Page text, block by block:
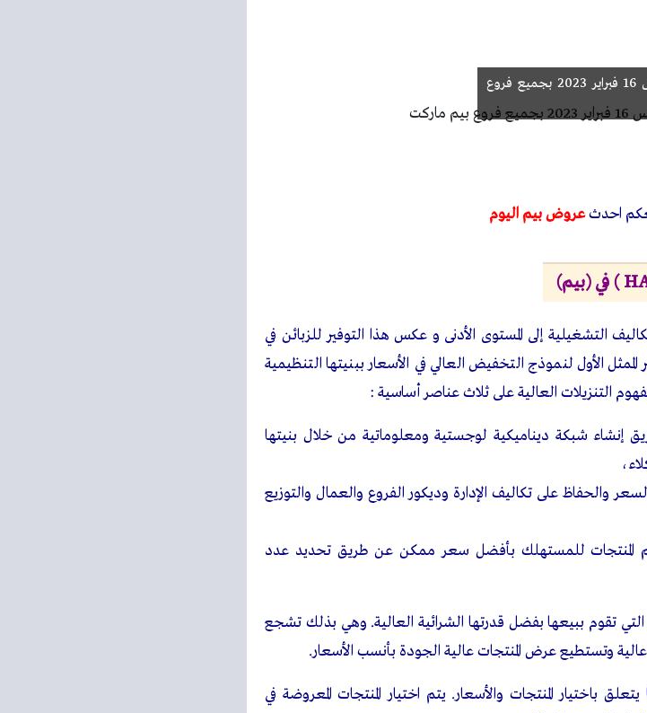
عروض بيم اليوم الخميس 16 فبراير 2023 بجميع فروع
احدثعروض بيم اليوم
التشغيلية إلى المستوى الأدنى و عكس هذا التوفير للزبائن في
الأول لنموذج التخفيض العالي في الأسعار ببنيتها التنظيمية
التنزيلات العالية على ثلاث عناصر أساسية :
إنشاء شبكة ديناميكية لوجستية ومعلوماتية من خلال بنيتها
والحفاظ على تكاليف الإدارة وديكور الفروع والعمال والتوزيع
المنتجات للمستهلك بأفضل سعر ممكن عن طريق تحديد عدد
تقوم ببيعها بفضل قدرتها الشرائية العالية. وهي بذلك تشجع
وتستطيع عرض المنتجات عالية الجودة بأنسب الأسعار.
باختيار المنتجات والأسعار. يتم اختيار المنتجات المعروضة في